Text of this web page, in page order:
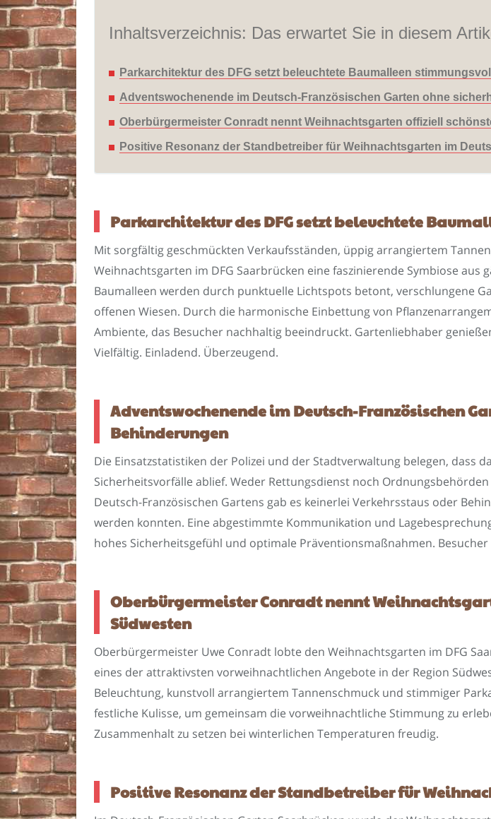
Inhaltsverzeichnis: Das erwartet Sie in diesem
Parkarchitektur des DFG setzt beleuchtete Baumalleen
Adventswochenende im Deutsch-Französischen Garten ohne
Oberbürgermeister Conradt nennt Weihnachtsgarten offiziell
Positive Resonanz der Standbetreiber für Weihnachtsgarten im
Parkarchitektur des DFG setzt beleuchtete
Mit sorgfältig geschmückten Verkaufsständen, üppig arrangiertem
Weihnachtsgarten im DFG Saarbrücken eine faszinierende Symbiose
Baumalleen werden durch punktuelle Lichtspots betont, verschlungene
offenen Wiesen. Durch die harmonische Einbettung von
Ambiente, das Besucher nachhaltig beeindruckt. Gartenliebhaber
Vielfältig. Einladend. Überzeugend.
Adventswochenende im Deutsch-Französischen
Behinderungen
Die Einsatzstatistiken der Polizei und der Stadtverwaltung belegen, dass
Sicherheitsvorfälle ablief. Weder Rettungsdienst noch
Deutsch-Französischen Gartens gab es keinerlei Verkehrsstaus oder
werden konnten. Eine abgestimmte Kommunikation und
hohes Sicherheitsgefühl und optimale Präventionsmaßnahmen.
Oberbürgermeister Conradt nennt
Südwesten
Oberbürgermeister Uwe Conradt lobte den Weihnachtsgarten im DFG
eines der attraktivsten vorweihnachtlichen Angebote in der Region
Beleuchtung, kunstvoll arrangiertem Tannenschmuck und stimmiger
festliche Kulisse, um gemeinsam die vorweihnachtliche Stimmung zu
Zusammenhalt zu setzen bei winterlichen Temperaturen freudig.
Positive Resonanz der Standbetreiber für